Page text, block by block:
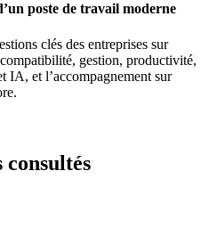
poste de travail moderne
clés des entreprises sur
gestion, productivité,
IA, et l’accompagnement sur
consultés